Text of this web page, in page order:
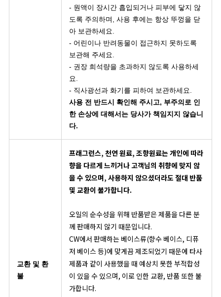
- 원액이 장시간 흡입되거나 피부에 닿지 않
도록 주의하며, 사용 후에는 항상 뚜껑을 닫
아 보관하세요.
- 어린이나 반려동물이 접근하지 못하도록
보관해 주세요.
- 권장 희석량을 초과하지 않도록 사용하세
요.
- 직사광선과 화기를 피하여 보관하세요.
사용 전 반드시 확인해 주시고, 부주의로 인
한 손상에 대해서는 당사가 책임지지 않습니
다.
교환 및 환
불
프래그런스, 천연 원료, 조향원료는 개인에 따라
향을 다르게 느끼거나 고객님의 취향에 맞지 않
을 수 있으며, 사용하지 않으셨더라도 절대 반품
및 교환이 불가합니다.
오일의 순수성을 위해 반품받은 제품을 다른 분
께 판매하지 않기 때문입니다.
CW에서 판매하는 베이스류(향수 베이스, 디퓨
저 베이스 등)에 맞게끔 제조되었기 때문에 타사
제품과 같이 사용했을 때 예상치 못한 부적합성
이 있을 수 있으며, 이로 인한 교환, 반품 또한 불
가합니다.